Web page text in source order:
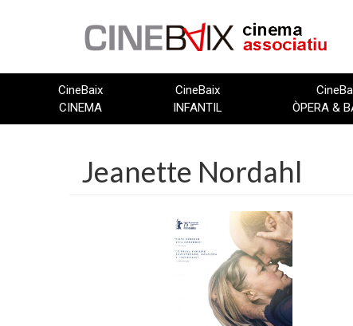
CineBaix
CINEMA
CineBaix
INFANTIL
ÒPERA &
Jeanette Nordahl